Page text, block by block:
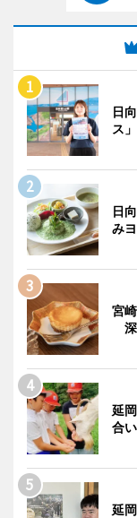
日
ス
日
み
宮
深
延
合
延